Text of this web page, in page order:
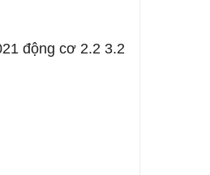
động cơ 2.2 3.2